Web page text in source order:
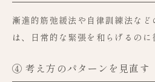
漸進的筋弛緩法や自律訓練法な
は、日常的な緊張を和らげるのに
④ 考え方のパターンを見直す